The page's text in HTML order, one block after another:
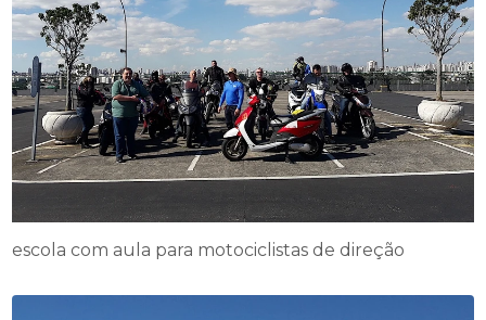
escola com aula para motociclistas de direção